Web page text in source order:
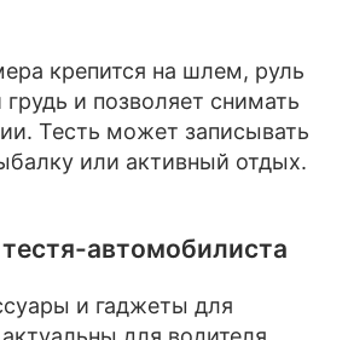
крепится на шлем, руль
и позволяет снимать
Тесть может записывать
или активный отдых.
автомобилиста
и гаджеты для